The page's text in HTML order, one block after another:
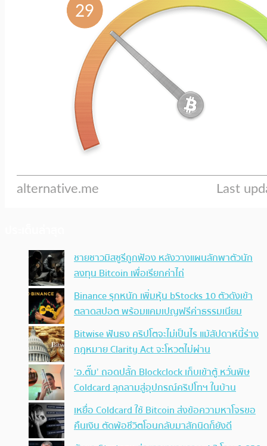
ชายชาวมิสซูรีถูกฟ้อง หลังวางแผนลักพาตัวนัก
ลงทุน Bitcoin เพื่อเรียกค่าไถ่
Binance รุกหนัก เพิ่มหุ้น bStocks 10 ตัวดังเข้า
ตลาดสปอต พร้อมแคมเปญฟรีค่าธรรมเนียม
Bitwise ฟันธง คริปโตจะไม่เป็นไร แม้สัปดาห์นี้ร่าง
กฎหมาย Clarity Act จะโหวตไม่ผ่าน
‘อ.ตั๊ม’ ถอดปลั้ก Blockclock เก็บเข้าตู้ หวั่นพิษ
Coldcard ลุกลามสู่อุปกรณ์คริปโทฯ ในบ้าน
เหยื่อ Coldcard ใช้ Bitcoin ส่งข้อความหาโจรขอ
คืนเงิน ตัดพ้อชีวิตโอนกลับมาสักนิดก็ยังดี